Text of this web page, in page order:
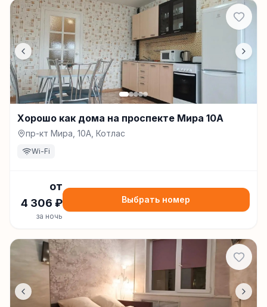
Хорошо как дома на проспекте Мира 10А
пр-кт Мира, 10А, Котлас
Wi-Fi
от
4 306 ₽
за ночь
Выбрать номер